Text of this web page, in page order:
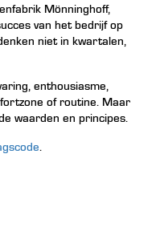
Mönninghoff,
van het bedrijf op
niet in kwartalen,
enthousiasme,
of routine. Maar
waarden en principes.
.